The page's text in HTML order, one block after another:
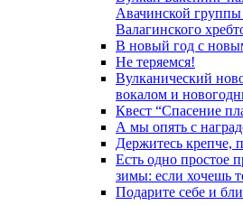
Авачинской группы
Валагинского
В новый год с
Не теряемся!
Вулканический
вокалом и
Квест “Спасение
А мы опять с
Держитесь крепче,
Есть одно простое
зимы: если хочешь
Подарите себе и